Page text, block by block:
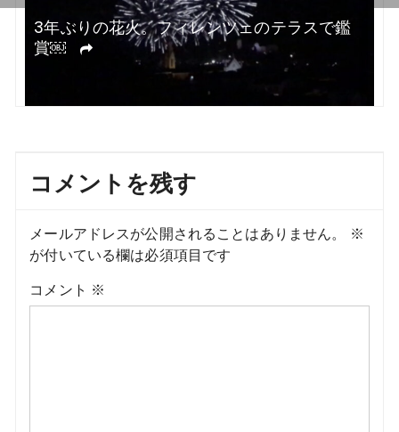
ついにスチームサウナ解禁！￼
コメントを残す
メールアドレスが公開されることはありません。
※
が付いている欄は必須項目です
コメント ※